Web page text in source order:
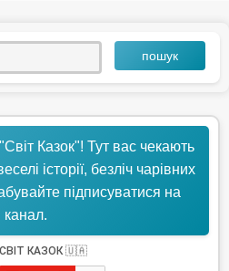
пошук
Казок"! Тут вас чекають
історії, безліч чарівних
підписуватися на
канал.